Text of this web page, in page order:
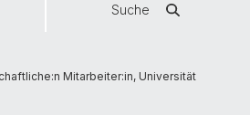
Suche
Mitarbeiter:in, Universität